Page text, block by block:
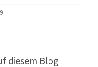
diesem Blog